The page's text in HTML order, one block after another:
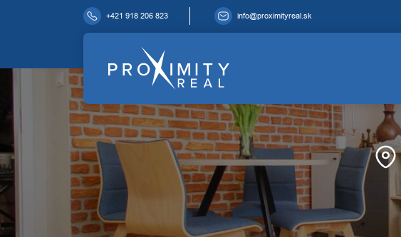
+421 918 206 823 info@proximityreal.sk